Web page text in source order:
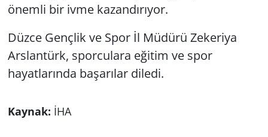
önemli bir ivme kazandırıyor.
Düzce Gençlik ve Spor İl Müdürü Zekeriya
Arslantürk, sporculara eğitim ve spor
hayatlarında başarılar diledi.
Kaynak: İHA